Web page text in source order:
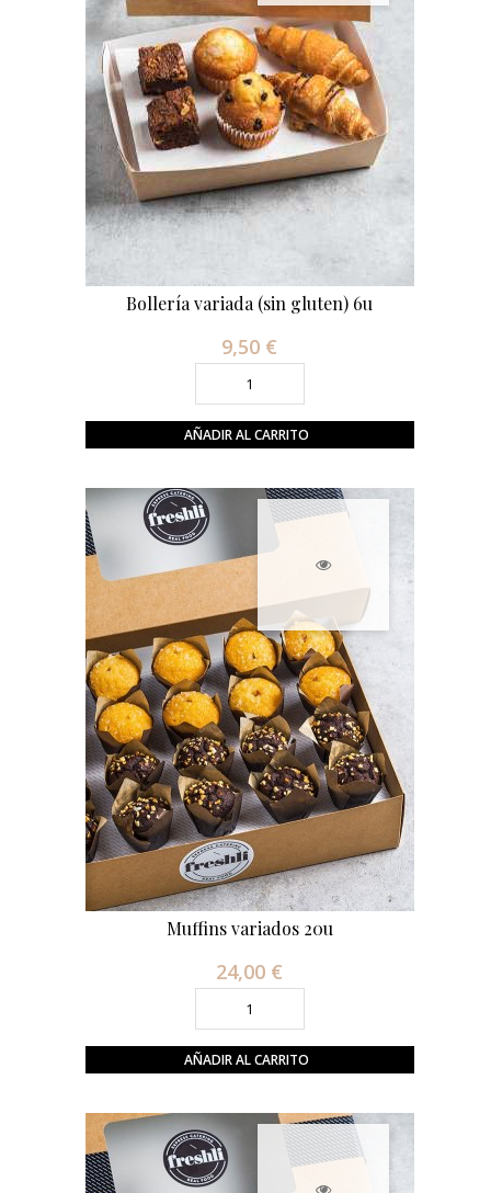
Bollería variada (sin gluten) 6u
9,50 €
AÑADIR AL CARRITO
Muffins variados 20u
24,00 €
AÑADIR AL CARRITO